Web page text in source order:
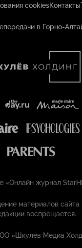
cookiesКонтакты
в Горно-
«Онлайн журнал
материалов
воспрещается.
«Шкулёв Медиа